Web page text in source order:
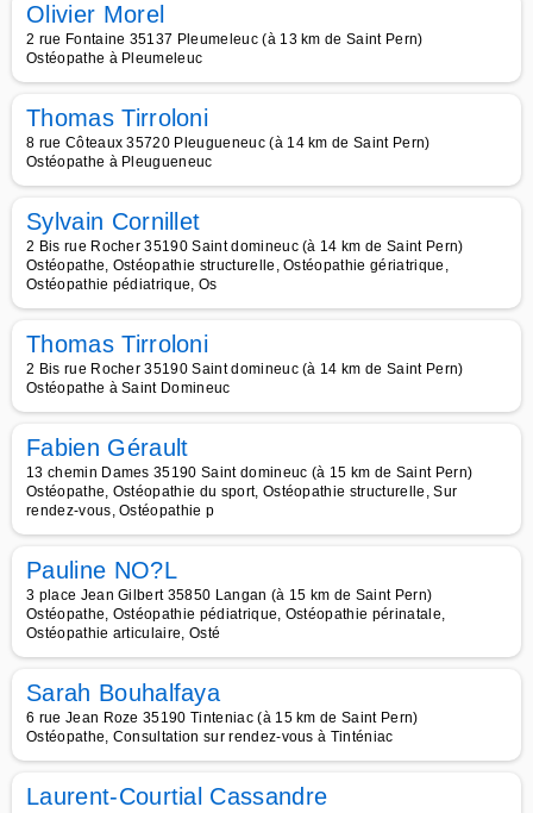
Olivier Morel
2 rue Fontaine 35137 Pleumeleuc (à 13 km de Saint Pern)
Ostéopathe à Pleumeleuc
Thomas Tirroloni
8 rue Côteaux 35720 Pleugueneuc (à 14 km de Saint Pern)
Ostéopathe à Pleugueneuc
Sylvain Cornillet
2 Bis rue Rocher 35190 Saint domineuc (à 14 km de Saint Pern)
Ostéopathe, Ostéopathie structurelle, Ostéopathie gériatrique,
Ostéopathie pédiatrique, Os
Thomas Tirroloni
2 Bis rue Rocher 35190 Saint domineuc (à 14 km de Saint Pern)
Ostéopathe à Saint Domineuc
Fabien Gérault
13 chemin Dames 35190 Saint domineuc (à 15 km de Saint Pern)
Ostéopathe, Ostéopathie du sport, Ostéopathie structurelle, Sur
rendez-vous, Ostéopathie p
Pauline NO?L
3 place Jean Gilbert 35850 Langan (à 15 km de Saint Pern)
Ostéopathe, Ostéopathie pédiatrique, Ostéopathie périnatale,
Ostéopathie articulaire, Osté
Sarah Bouhalfaya
6 rue Jean Roze 35190 Tinteniac (à 15 km de Saint Pern)
Ostéopathe, Consultation sur rendez-vous à Tinténiac
Laurent-Courtial Cassandre